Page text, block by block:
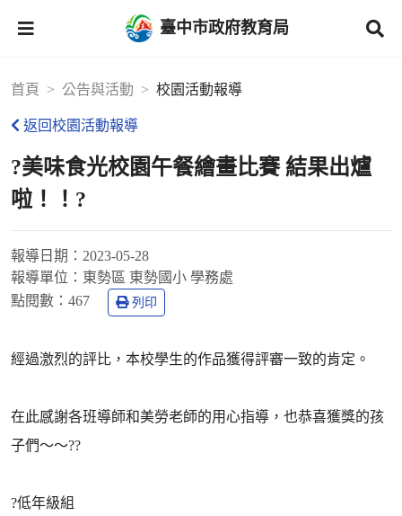
臺中市政府教育局
首頁 公告與活動 校園活動報導
返回校園活動報導
?美味食光校園午餐繪畫比賽 結果出爐
啦！！?
報導日期： 2023-05-28
報導單位： 東勢區 東勢國小 學務處
點閱數： 467 列印
經過激烈的評比，本校學生的作品獲得評審一致的肯定。
在此感謝各班導師和美勞老師的用心指導，也恭喜獲獎的孩
子們～～??
?低年級組